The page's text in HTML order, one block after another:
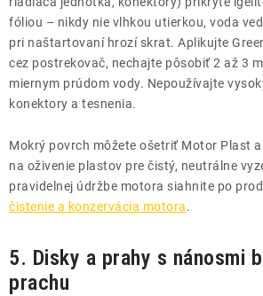
fóliou – nikdy nie vlhkou utierkou, voda
pri naštartovaní hrozí skrat. Aplikujte
cez postrekovač, nechajte pôsobiť 2 až 3
miernym prúdom vody. Nepoužívajte
konektory a tesnenia.
Mokrý povrch môžete ošetriť Motor Plast
na oživenie plastov pre čistý, neutrálne
pravidelnej údržbe motora siahnite po
čistenie a konzervácia motora.
5. Disky a prahy s nánosmi
prachu